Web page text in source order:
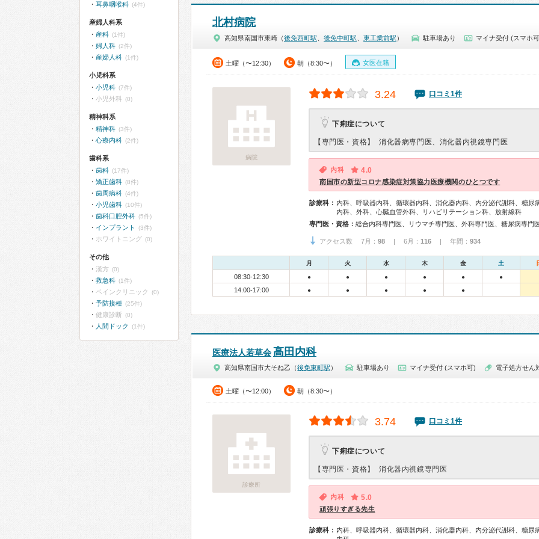
北村病院
高知県南国市東崎（後免西町駅 後免中町駅 東工業前駅 ） 駐車場あり マイナ受付 (スマホ
土曜（〜12:30） 朝（8:30〜） 女医在籍
病院
3.24 口コミ1件
下痢症について
【専門医・資格】 消化器病専門医、消化器内視鏡専門医
内科 4.0
南国市の新型コロナ感染症対策協力医療機関のひとつです
診療科： 内科、呼吸器内科、循環器内科、消化器内科、内分泌代謝科、糖尿
内科、外科、心臓血管外科、リハビリテーション科、放射線科
専門医・資格：
アクセス数 7月： 98 | 6月： 116 | 年間： 934
月 火 水 木 金 土
08:30-12:30 ● ● ● ● ● ●
14:00-17:00 ● ● ● ● ●
医療法人若草会高田内科
高知県南国市大そね乙（後免東町駅 ） 駐車場あり マイナ受付 (スマホ可) 電子処方せん
土曜（〜12:00） 朝（8:30〜）
診療所
3.74 口コミ1件
下痢症について
【専門医・資格】 消化器内視鏡専門医
内科 5.0
頑張りすぎる先生
診療科： 内科、呼吸器内科、循環器内科、消化器内科、内分泌代謝科、糖尿
耳鼻咽喉科 (4件)
産婦人科系
産科 (1件)
婦人科 (2件)
産婦人科 (1件)
小児科系
小児科 (7件)
小児外科 (0)
精神科系
精神科 (3件)
心療内科 (2件)
歯科系
歯科 (17件)
矯正歯科 (8件)
歯周病科 (4件)
小児歯科 (10件)
歯科口腔外科 (5件)
インプラント (3件)
ホワイトニング (0)
その他
漢方 (0)
救急科 (1件)
ペインクリニック (0)
予防接種 (25件)
健康診断 (0)
人間ドック (1件)